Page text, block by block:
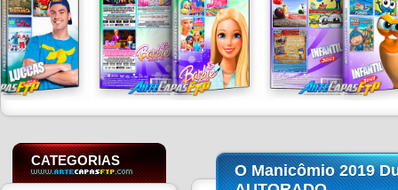
CATEGORIAS
O Manicômio 2019